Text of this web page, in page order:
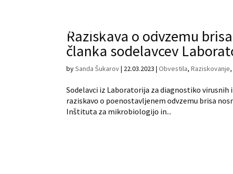
Raziskava o odvzemu
članka sodelavcev
bySanda Šukarov| 22.03.2023 |Obvestila,Raziskovanje
Sodelavci iz Laboratorija za diagnostiko virusnih
raziskavo o poenostavljenem odvzemu brisa
Inštituta za mikrobiologijo in...